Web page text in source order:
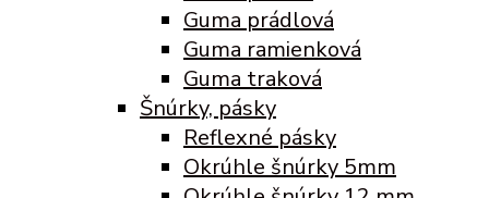
Guma prádlová
Guma ramienková
Guma traková
Šnúrky, pásky
Reflexné pásky
Okrúhle šnúrky 5mm